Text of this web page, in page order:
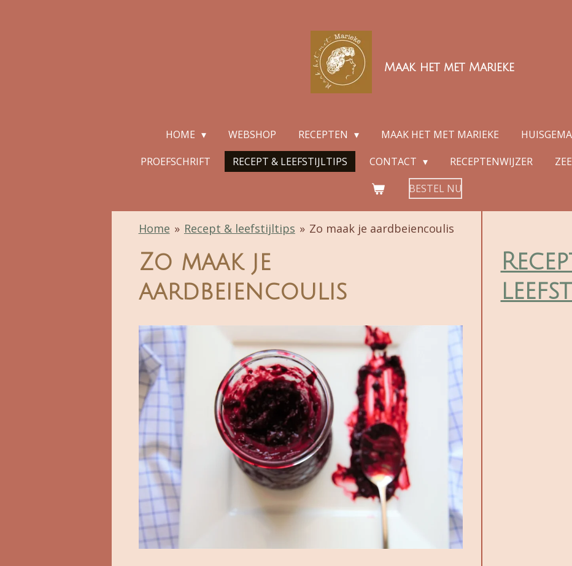
Maak het met Marieke
HOME WEBSHOP RECEPTEN MAAK HET MET MARIEKE
PROEFSCHRIFT
RECEPT & LEEFSTIJLTIPS CONTACT RECEPTENWIJZER
BESTEL NU
Home » Recept & leefstijltips » Zo maak je aardbeiencoulis
Zo maak je
aardbeiencoulis